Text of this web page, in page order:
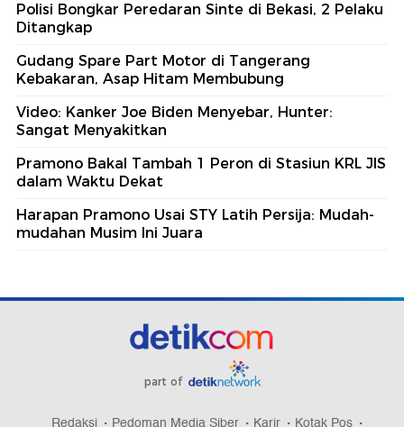
Polisi Bongkar Peredaran Sinte di Bekasi, 2 Pelaku
Ditangkap
Gudang Spare Part Motor di Tangerang
Kebakaran, Asap Hitam Membubung
Video: Kanker Joe Biden Menyebar, Hunter:
Sangat Menyakitkan
Pramono Bakal Tambah 1 Peron di Stasiun KRL JIS
dalam Waktu Dekat
Harapan Pramono Usai STY Latih Persija: Mudah-
mudahan Musim Ini Juara
part of